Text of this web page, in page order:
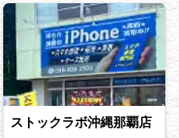
ストックラボ沖縄那覇店